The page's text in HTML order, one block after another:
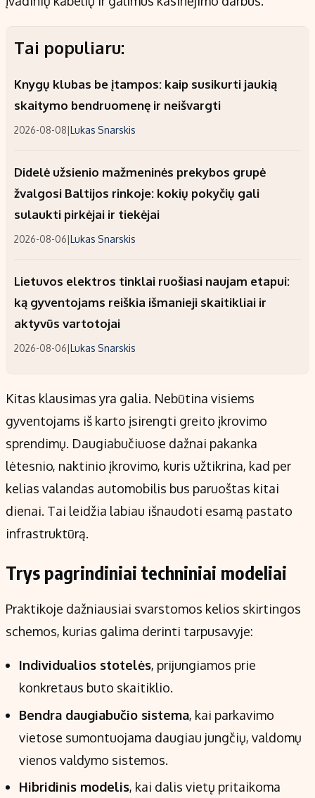
Tai populiaru:
Knygų klubas be įtampos: kaip susikurti jaukią
skaitymo bendruomenę ir neišvargti
2026-08-08|Lukas Snarskis
Didelė užsienio mažmeninės prekybos grupė
žvalgosi Baltijos rinkoje: kokių pokyčių gali
sulaukti pirkėjai ir tiekėjai
2026-08-06|Lukas Snarskis
Lietuvos elektros tinklai ruošiasi naujam etapui:
ką gyventojams reiškia išmanieji skaitikliai ir
aktyvūs vartotojai
2026-08-06|Lukas Snarskis
Kitas klausimas yra galia. Nebūtina visiems
gyventojams iš karto įsirengti greito įkrovimo
sprendimų. Daugiabučiuose dažnai pakanka
lėtesnio, naktinio įkrovimo, kuris užtikrina, kad per
kelias valandas automobilis bus paruoštas kitai
dienai. Tai leidžia labiau išnaudoti esamą pastato
infrastruktūrą.
Trys pagrindiniai techniniai modeliai
Praktikoje dažniausiai svarstomos kelios skirtingos
schemos, kurias galima derinti tarpusavyje:
Individualios stotelės, prijungiamos prie
konkretaus buto skaitiklio.
Bendra daugiabučio sistema, kai parkavimo
vietose sumontuojama daugiau jungčių, valdomų
vienos valdymo sistemos.
Hibridinis modelis, kai dalis vietų pritaikoma